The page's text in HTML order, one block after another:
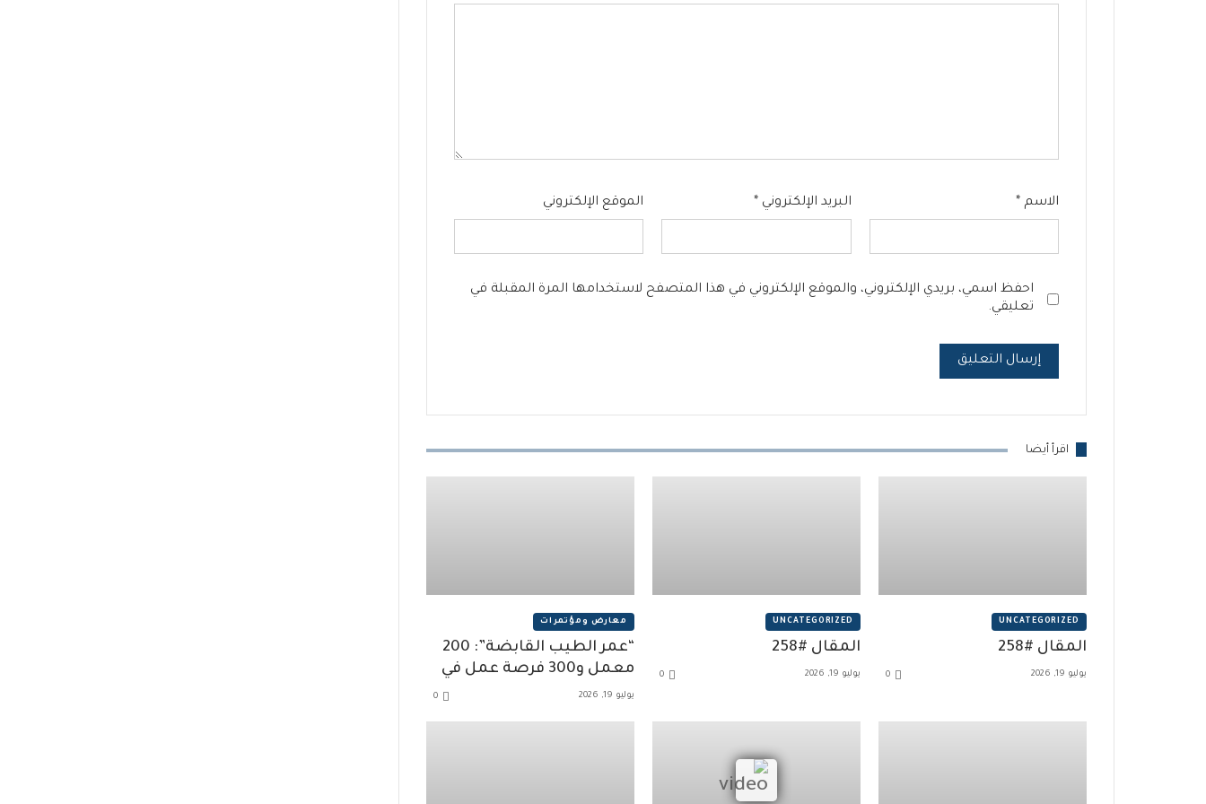
الاسم * البريد الإلكتروني * الموقع الإلكتروني
احفظ اسمي، بريدي الإلكتروني، والموقع الإلكتروني في هذا المتصفح لاستخدامها المرة المقبلة في
تعليقي.
اقرأ أيضا
UNCATEGORIZED
المقال #258
يوليو 19, 2026 0
UNCATEGORIZED
المقال #258
يوليو 19, 2026 0
معارض ومؤتمرات
“عمر الطيب القابضة”: 200
معمل و300 فرصة عمل في
2025
يوليو 19, 2026 0